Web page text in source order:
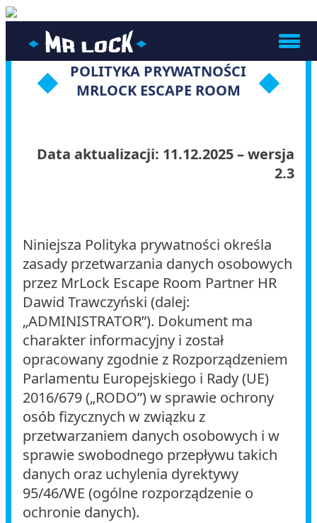
POLITYKA PRYWATNOŚCI
MRLOCK ESCAPE ROOM
Data aktualizacji: 11.12.2025 – wersja
2.3
Niniejsza Polityka prywatności określa
zasady przetwarzania danych osobowych
przez MrLock Escape Room Partner HR
Dawid Trawczyński (dalej:
„ADMINISTRATOR”). Dokument ma
charakter informacyjny i został
opracowany zgodnie z Rozporządzeniem
Parlamentu Europejskiego i Rady (UE)
2016/679 („RODO”) w sprawie ochrony
osób fizycznych w związku z
przetwarzaniem danych osobowych i w
sprawie swobodnego przepływu takich
danych oraz uchylenia dyrektywy
95/46/WE (ogólne rozporządzenie o
ochronie danych).